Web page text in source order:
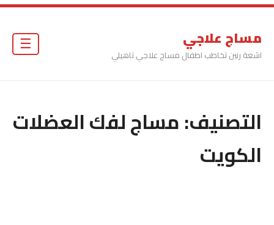
مساج علاجي
اشعة رنين تخاطب اطفال مساج علاجي تاهيلي
التصنيف:مساج لفك العضلات
الكويت